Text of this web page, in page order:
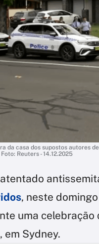
da casa dos supostos autores
Reuters - 14.12.2025
, neste
uma
em Sydney.